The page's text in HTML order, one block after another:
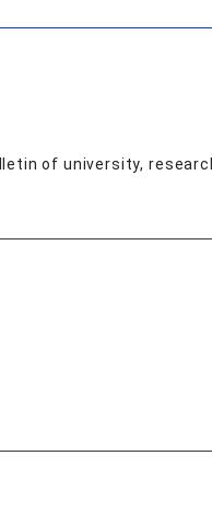
of university,